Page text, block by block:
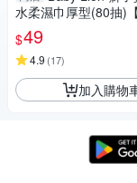
水柔濕巾厚型(80抽)
日】D660045
$49
4.9 (17)
加入購物